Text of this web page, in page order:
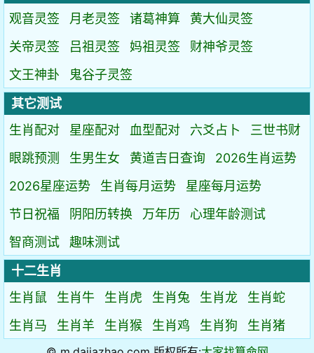
观音灵签
月老灵签 诸葛神算
黄大仙灵签
关帝灵签
吕祖灵签 妈祖灵签
财神爷灵签
文王神卦
鬼谷子灵签
其它测试
生肖配对
星座配对 血型配对 六爻占卜
三世书财
眼跳预测
生男生女 黄道吉日查询
2026生肖运势
2026星座运势
生肖每月运势
星座每月运势
节日祝福
阴阳历转换 万年历
心理年龄测试
智商测试
趣味测试
十二生肖
生肖鼠
生肖牛 生肖虎 生肖兔 生肖龙
生肖蛇
生肖马
生肖羊 生肖猴 生肖鸡 生肖狗 生肖猪